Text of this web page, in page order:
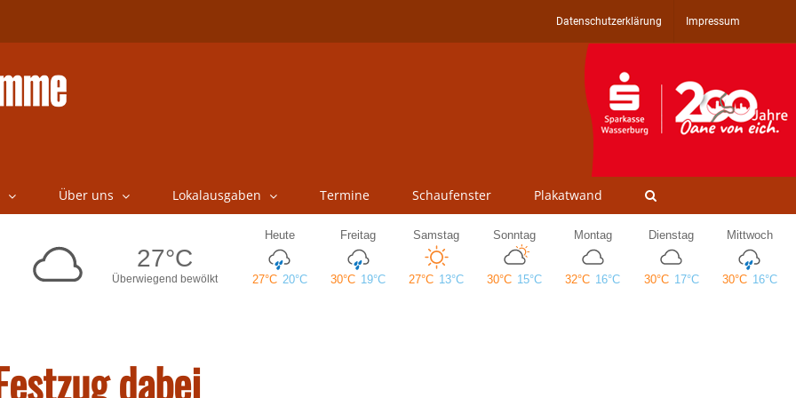
Datenschutzerklärung Impressum
Über uns Lokalausgaben Termine Schaufenster Plakatwand
dabei